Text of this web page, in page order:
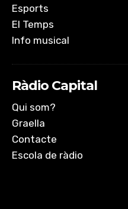
Esports
El Temps
Info musical
Ràdio Capital
Qui som?
Graella
Contacte
Escola de ràdio